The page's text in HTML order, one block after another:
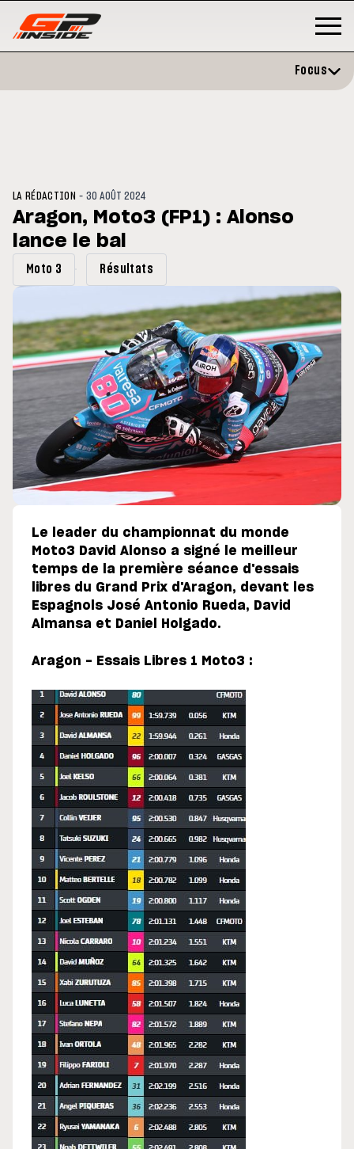
du GP de Grande-
Focus
LA RÉDACTION -30 AOÛT 2024
Aragon, Moto3 (FP1) : Alonso
lance le bal
Moto 3 Résultats
Le leader du championnat du monde
Moto3 David Alonso a signé le meilleur
temps de la première séance d'essais
libres du Grand Prix d'Aragon, devant les
Espagnols José Antonio Rueda, David
Almansa et Daniel Holgado.
Aragon - Essais Libres 1 Moto3 :